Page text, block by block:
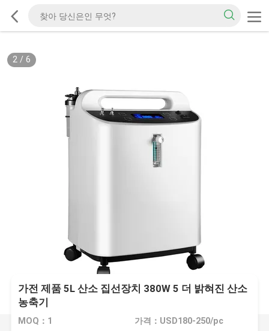
2/ 6
가전 제품 5L 산소 집선장치 380W 5 더 밝혀진 산소
농축기
MOQ：1 가격：USD180-250/pc